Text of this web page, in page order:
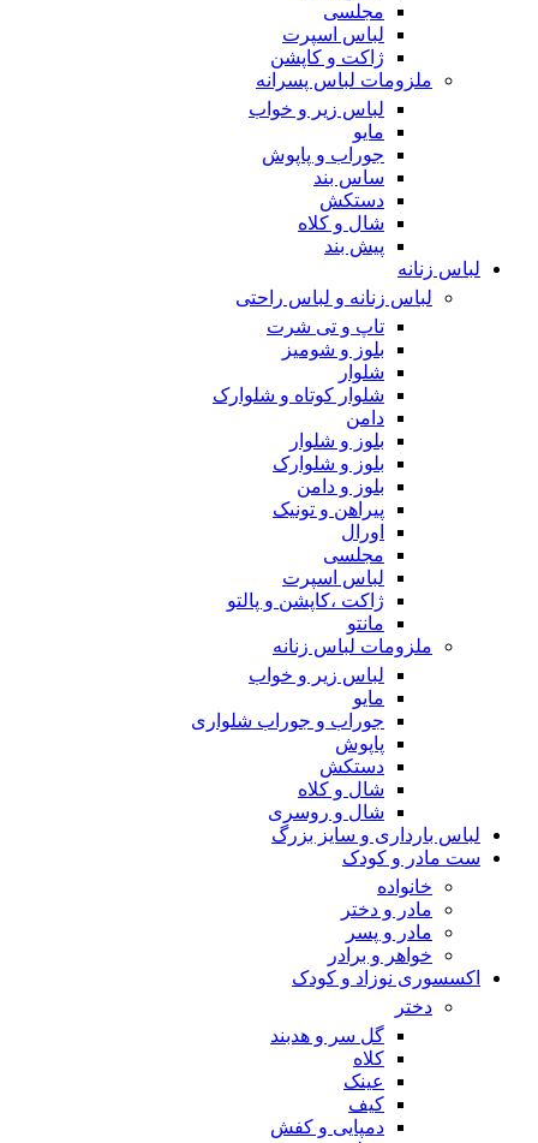
مجلسی
لباس اسپرت
ژاکت و کاپشن
ملزومات لباس پسرانه
لباس زیر و خواب
مایو
جوراب و پاپوش
ساس بند
دستکش
شال و کلاه
پیش بند
لباس زنانه
لباس زنانه و لباس راحتی
تاپ و تی شرت
بلوز و شومیز
شلوار
شلوار کوتاه و شلوارک
دامن
بلوز و شلوار
بلوز و شلوارک
بلوز و دامن
پیراهن و تونیک
اورال
مجلسی
لباس اسپرت
ژاکت ،کاپشن و پالتو
مانتو
ملزومات لباس زنانه
لباس زیر و خواب
مایو
جوراب و جوراب شلواری
پاپوش
دستکش
شال و کلاه
شال و روسری
لباس بارداری و سایز بزرگ
ست مادر و کودک
خانواده
مادر و دختر
مادر و پسر
خواهر و برادر
اکسسوری نوزاد و کودک
دختر
گل سر و هدبند
کلاه
عینک
کیف
دمپایی و کفش